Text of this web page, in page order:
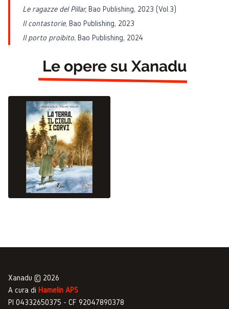
Le opere su Xanadu
Le ragazze del Pillar, Bao Publishing, 2023 (Vol.3)
Il contastorie, Bao Publishing, 2023
Il porto proibito, Bao Publishing, 2024
Xanadu © 2026
A cura di Hamelin APS
PI 04332650375 - CF 92047890378